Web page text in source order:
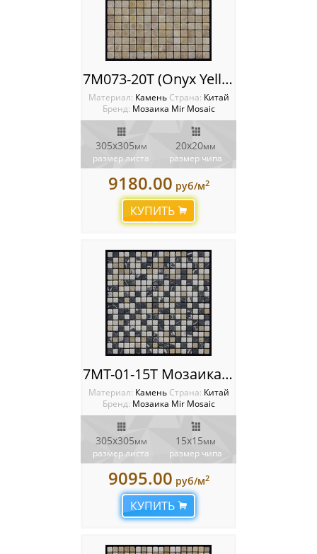
7M073-20T (Onyx Yellow) Мозаика Mir Mosaic
Материал: Камень Cтрана: Китай
Бренд: Мозаика Mir Mosaic
305x305мм
размер листа
20х20мм
размер чипа
9180.00 руб/м2
КУПИТЬ
7MT-01-15T Мозаика Mir mosaic
Материал: Камень Cтрана: Китай
Бренд: Мозаика Mir Mosaic
305x305мм
размер листа
15х15мм
размер чипа
9095.00 руб/м2
КУПИТЬ